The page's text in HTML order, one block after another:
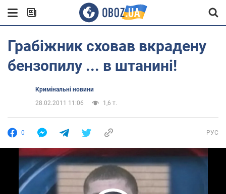
Грабіжник сховав вкрадену
бензопилу ... в штанині!
Кримінальні новини
28.02.2011 11:06
1,6 т.
0 РУС